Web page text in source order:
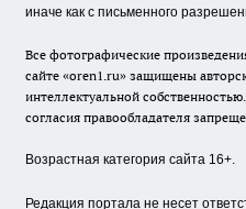
иначе как с письменного
Все фотографические
сайте «oren1.ru» защищены
интеллектуальной
согласия правообладателя
Возрастная категория сайта 16+.
Редакция портала не несет